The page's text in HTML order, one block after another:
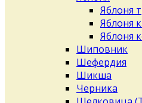
Яблоня
Яблоня
Яблоня
Шиповник
Шефердия
Шикша
Черника